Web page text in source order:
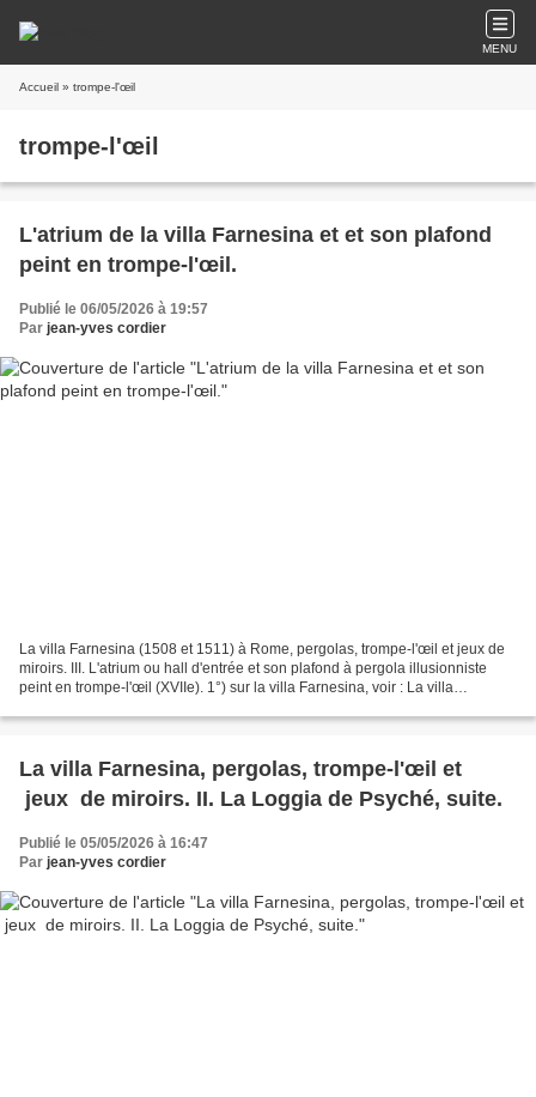
MENU
Accueil » trompe-l'œil
trompe-l'œil
L'atrium de la villa Farnesina et et son plafond
peint en trompe-l'œil.
Publié le 06/05/2026 à 19:57
Par jean-yves cordier
La villa Farnesina (1508 et 1511) à Rome, pergolas, trompe-l'œil et jeux de
miroirs. III. L'atrium ou hall d'entrée et son plafond à pergola illusionniste
peint en trompe-l'œil (XVIIe). 1°) sur la villa Farnesina, voir : La villa
La villa Farnesina, pergolas, trompe-l'œil et
jeux de miroirs. II. La Loggia de Psyché, suite.
Publié le 05/05/2026 à 16:47
Par jean-yves cordier